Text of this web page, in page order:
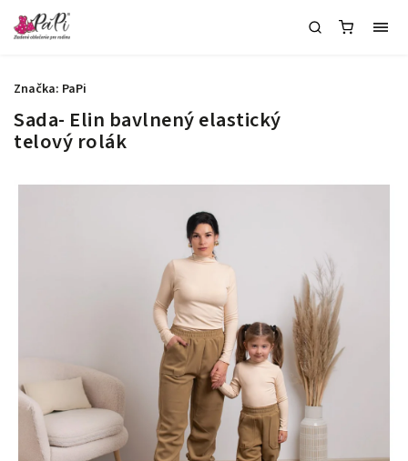
Sada- Elin bavlnený elastický
telový rolák
Značka: PaPi